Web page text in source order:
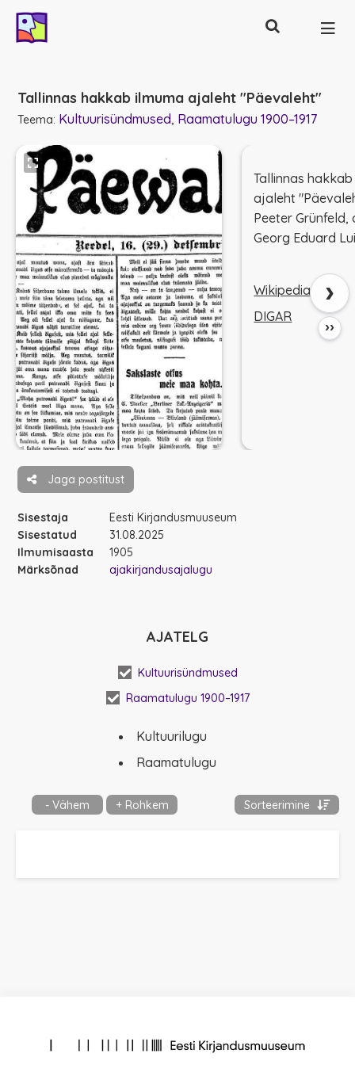
Otsing
Tallinnas hakkab ilmuma ajaleht "Päevaleht"
Teema: Kultuurisündmused Raamatulugu 1900–1917
Tallinnas
ajaleht
Peeter Grünfeld,
Georg Eduard
Wikipedia
DIGAR
››
›
Jaga postitust
Sisestaja
Eesti Kirjandusmuuseum
Sisestatud
31.08.2025
Ilmumisaasta
1905
Märksõnad
ajakirjandusajalugu
AJATELG
Kultuurisündmused
Raamatulugu 1900–1917
Kultuurilugu
Raamatulugu
- Vähem + Rohkem Sorteerimine